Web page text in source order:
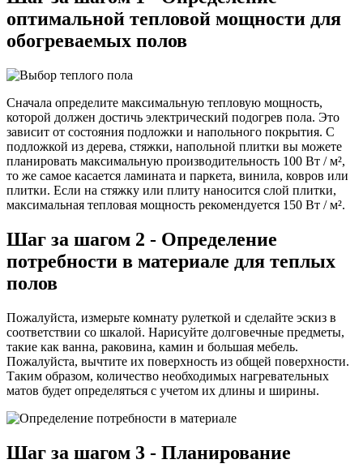
оптимальной тепловой мощности для
обогреваемых полов
Сначала определите максимальную тепловую мощность,
которой должен достичь электрический подогрев пола. Это
зависит от состояния подложки и напольного покрытия. С
подложкой из дерева, стяжки, напольной плитки вы можете
планировать максимальную производительность 100 Вт / м²,
то же самое касается ламината и паркета, винила, ковров или
плитки. Если на стяжку или плиту наносится слой плитки,
максимальная тепловая мощность рекомендуется 150 Вт / м².
Шаг за шагом 2 - Определение
потребности в материале для теплых
полов
Пожалуйста, измерьте комнату рулеткой и сделайте эскиз в
соответствии со шкалой. Нарисуйте долговечные предметы,
такие как ванна, раковина, камин и большая мебель.
Пожалуйста, вычтите их поверхность из общей поверхности.
Таким образом, количество необходимых нагревательных
матов будет определяться с учетом их длины и ширины.
Шаг за шагом 3 - Планирование